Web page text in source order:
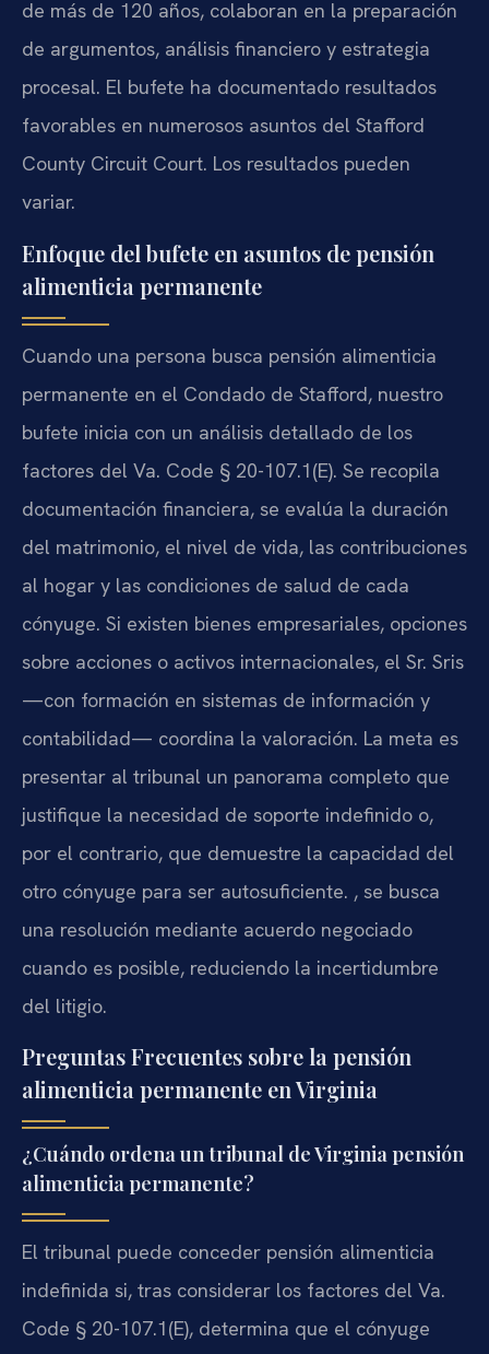
de más de 120 años, colaboran en la preparación
de argumentos, análisis financiero y estrategia
procesal. El bufete ha documentado resultados
favorables en numerosos asuntos del Stafford
County Circuit Court. Los resultados pueden
variar.
Enfoque del bufete en asuntos de pensión
alimenticia permanente
Cuando una persona busca pensión alimenticia
permanente en el Condado de Stafford, nuestro
bufete inicia con un análisis detallado de los
factores del Va. Code § 20-107.1(E). Se recopila
documentación financiera, se evalúa la duración
del matrimonio, el nivel de vida, las contribuciones
al hogar y las condiciones de salud de cada
cónyuge. Si existen bienes empresariales, opciones
sobre acciones o activos internacionales, el Sr. Sris
—con formación en sistemas de información y
contabilidad— coordina la valoración. La meta es
presentar al tribunal un panorama completo que
justifique la necesidad de soporte indefinido o,
por el contrario, que demuestre la capacidad del
otro cónyuge para ser autosuficiente. , se busca
una resolución mediante acuerdo negociado
cuando es posible, reduciendo la incertidumbre
del litigio.
Preguntas Frecuentes sobre la pensión
alimenticia permanente en Virginia
¿Cuándo ordena un tribunal de Virginia pensión
alimenticia permanente?
El tribunal puede conceder pensión alimenticia
indefinida si, tras considerar los factores del Va.
Code § 20-107.1(E), determina que el cónyuge